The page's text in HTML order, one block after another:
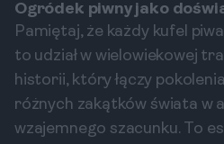
Ogródek piwny jako
Pamiętaj, że każdy kufel
to udział w wielowiekowej
historii, który łączy
różnych zakątków świata w
wzajemnego szacunku. To